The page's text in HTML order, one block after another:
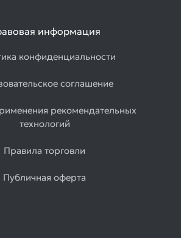
информация
конфиденциальности
соглашение
рекомендательных
технологий
Правила торговли
Публичная оферта